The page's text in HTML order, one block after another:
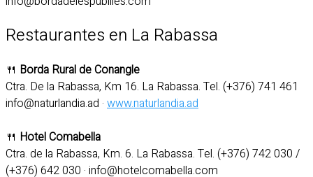
Restaurantes en La Rabassa
🍴 Borda Rural de Conangle
Ctra. De la Rabassa, Km 16. La Rabassa. Tel. (+376) 741 461
info@naturlandia.ad · www.naturlandia.ad
🍴 Hotel Comabella
Ctra. de la Rabassa, Km. 6. La Rabassa. Tel. (+376) 742 030 /
(+376) 642 030 · info@hotelcomabella.com